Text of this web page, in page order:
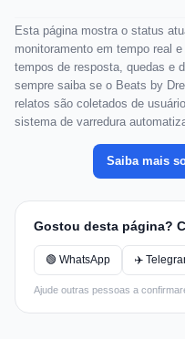
Esta página mostra o status
monitoramento em tempo real
tempos de resposta, quedas e
sempre saiba se o Beats by
relatos são coletados de
sistema de varredura
Saiba mais
Gostou desta página?
🟢 WhatsApp ✈️
Ajude outras pessoas a